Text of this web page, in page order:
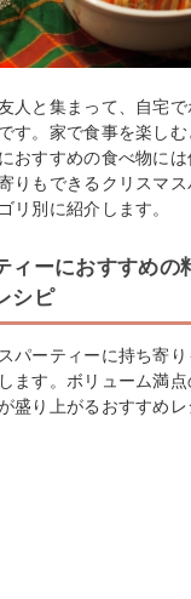
人と集まって、自宅
す。家で食事を楽し
おすすめの食べ物に
りもできるクリスマ
リ別に紹介します。
ィーにおすすめの
シピ
パーティーに持ち寄
ます。ボリューム満
盛り上がるおすすめレ